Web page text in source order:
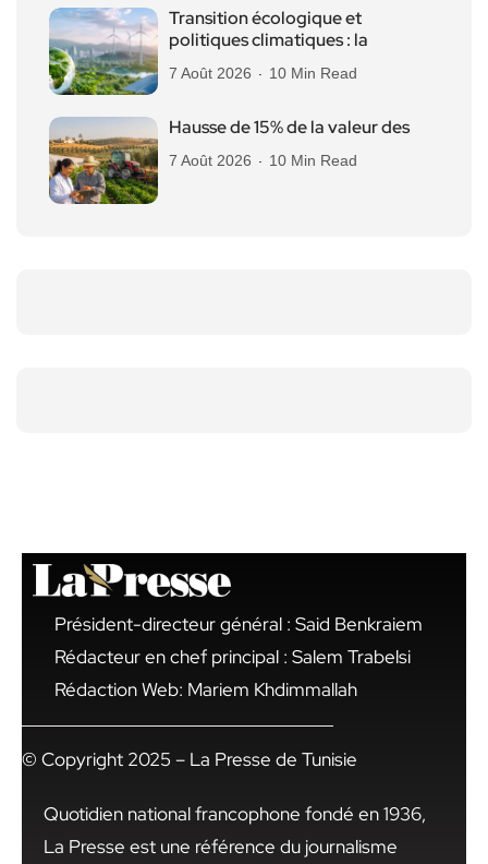
Transition écologique et
politiques climatiques : la
7 Août 2026 10 Min Read
Hausse de 15% de la valeur des
7 Août 2026 10 Min Read
Président-directeur général : Said Benkraiem
Rédacteur en chef principal : Salem Trabelsi
Rédaction Web: Mariem Khdimmallah
© Copyright 2025 – La Presse de Tunisie
Quotidien national francophone fondé en 1936,
La Presse est une référence du journalisme